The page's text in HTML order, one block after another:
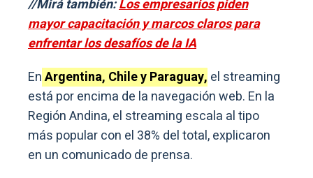
//Mirá también:Los empresarios piden
mayor capacitación y marcos claros para
enfrentar los desafíos de la IA
EnArgentina, Chile y Paraguay, el streaming
está por encima de la navegación web. En la
Región Andina, el streaming escala al tipo
más popular con el 38% del total, explicaron
en un comunicado de prensa.